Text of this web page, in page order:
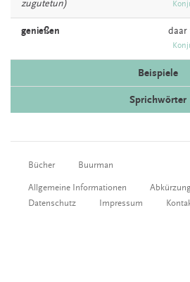
zugutetun)
genießen daar
Beispiele
Sprichwörter
Bücher Buurman
Allgemeine Informationen
Datenschutz
Impressum